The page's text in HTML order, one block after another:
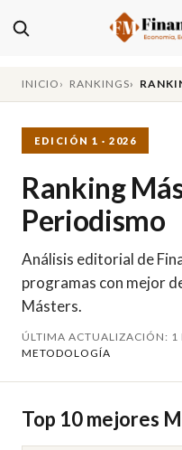
INICIO RANKINGS
EDICIÓN 1 · 2026
Ranking
Periodismo
Análisis editorial de
programas con mejor
Másters.
ÚLTIMA ACTUALIZACIÓN: 1
METODOLOGÍA
Top 10 mejores